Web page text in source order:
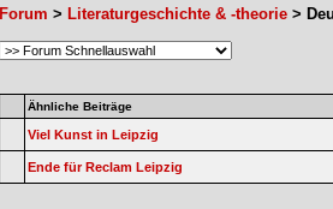
Forum > Literaturgeschichte & -theorie >
Ähnliche Beiträge
Viel Kunst in Leipzig
Ende für Reclam Leipzig